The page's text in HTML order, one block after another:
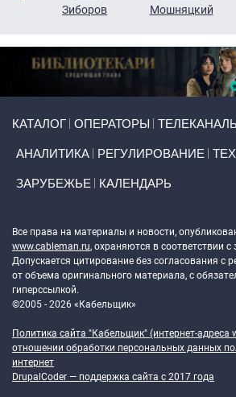
Зиборов
Мошняцкий
КАТАЛОГ ОПЕРАТОРЫ
АНАЛИТИКА РЕГУЛИРОВАНИЕ
ЗАРУБЕЖЬЕ КАЛЕНДАРЬ
Все права на материалы и новости,
www.cableman.ru, охраняются в соответствии
Допускается цитирование без согласования с
от объема оригинального материала, с
гиперссылкой.
©2005 - 2026 «Кабельщик»
Политика сайта "Кабельщик" (интернет-адреса
отношении обработки персональных данных
интернет
DrupalCoder — поддержка сайта c 2017 года